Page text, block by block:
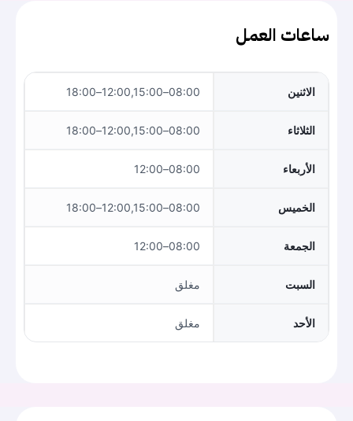
ساعات العمل
الاثنين 08:00–12:00,15:00–18:00
الثلاثاء 08:00–12:00,15:00–18:00
الأربعاء 08:00–12:00
الخميس 08:00–12:00,15:00–18:00
الجمعة 08:00–12:00
السبت مغلق
الأحد مغلق